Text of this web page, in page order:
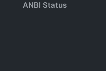
ANBI Status